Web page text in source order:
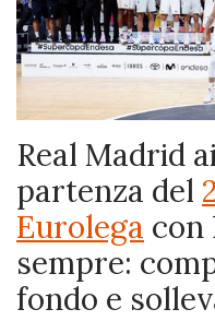
Real Madrid
partenza del
Eurolega con
sempre:
fondo e